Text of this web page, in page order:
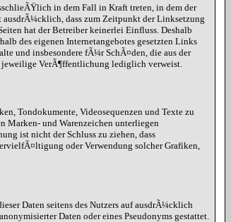
in dem Fall in Kraft treten, in dem der
dass zum Zeitpunkt der Linksetzung
hat der Betreiber keinerlei Einfluss. Deshalb
des eigenen Internetangebotes gesetzten Links
und insbesondere fÃ¼r SchÃ¤den, die aus der
jeweilige VerÃ¶ffentlichung lediglich verweist.
Tondokumente, Videosequenzen und Texte zu
Marken- und Warenzeichen unterliegen
ist nicht der Schluss zu ziehen, dass
oder Verwendung solcher Grafiken,
Daten seitens des Nutzers auf ausdrÃ¼cklich
Daten oder eines Pseudonyms gestattet.